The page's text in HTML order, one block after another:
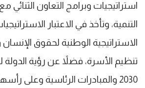
استراتيجيات وبرامج التعاون
التنمية، وتأخذ في الاعتبار
الاستراتيجية الوطنية لحقوق الإنسان
تنظيم الأسرة، فضلاً عن رؤية الدولة
2030 والمبادرات الرئاسية وعلى